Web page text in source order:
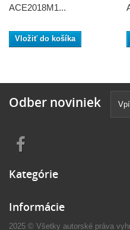
ACE2018M1...
Vložiť do košíka
Odber noviniek
Kategórie
Informácie
2025 © Všetky autorské práva